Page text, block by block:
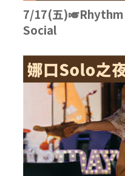
7/17(五)🎺Rhythm
Social